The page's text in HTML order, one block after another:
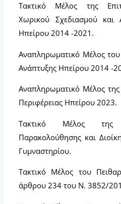
Τακτικό Μέλος της
Χωρικού Σχεδιασμού και
Ηπείρου 2014 -2021.
Αναπληρωματικό Μέλος του
Ανάπτυξης Ηπείρου 2014 -
Αναπληρωματικό Μέλος της
Περιφέρειας Ηπείρου 2023.
Τακτικό Μέλος της
Παρακολούθησης και
Γυμναστηρίου.
Τακτικό Μέλος του
άρθρου 234 του Ν. 3852/